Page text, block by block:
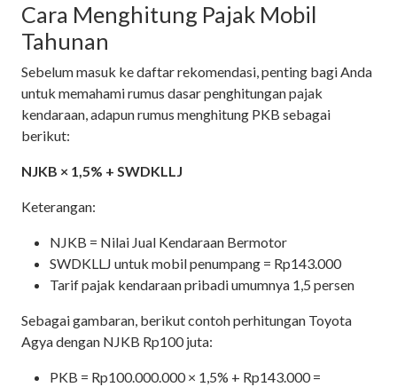
Cara Menghitung Pajak Mobil
Tahunan
Sebelum masuk ke daftar rekomendasi, penting bagi Anda
untuk memahami rumus dasar penghitungan pajak
kendaraan, adapun rumus menghitung PKB sebagai
berikut:
NJKB × 1,5% + SWDKLLJ
Keterangan:
NJKB = Nilai Jual Kendaraan Bermotor
SWDKLLJ untuk mobil penumpang = Rp143.000
Tarif pajak kendaraan pribadi umumnya 1,5 persen
Sebagai gambaran, berikut contoh perhitungan Toyota
Agya dengan NJKB Rp100 juta:
PKB = Rp100.000.000 × 1,5% + Rp143.000 =